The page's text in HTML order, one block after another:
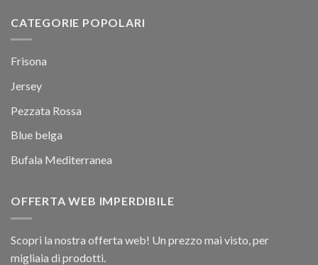
CATEGORIE POPOLARI
Frisona
Jersey
Pezzata Rossa
Blue belga
Bufala Mediterranea
OFFERTA WEB IMPERDIBILE
Scopri la nostra offerta web! Un prezzo mai visto, per
migliaia di prodotti.